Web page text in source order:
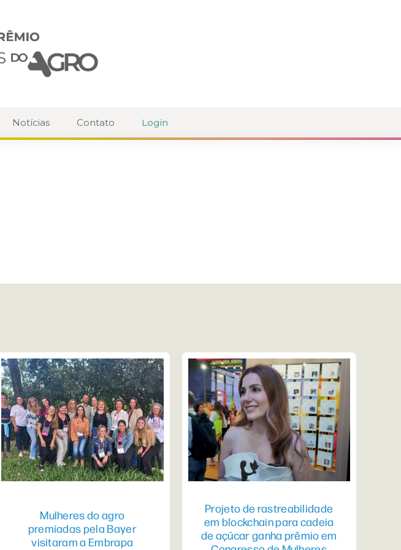
Notícias Contato Login
Mulheres do agro
premiadas pela Bayer
visitaram a Embrapa
Projeto de rastreabilidade
em blockchain para cadeia
de açúcar ganha prêmio em